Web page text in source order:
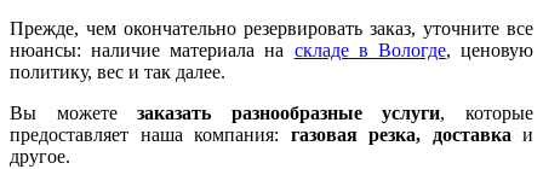
Прежде, чем окончательно резервировать заказ, уточните все
нюансы: наличие материала на складе в Вологде, ценовую
политику, вес и так далее.
Вы можетезаказать разнообразные услуги, которые
предоставляет наша компания: газовая резка, доставкаи
другое.